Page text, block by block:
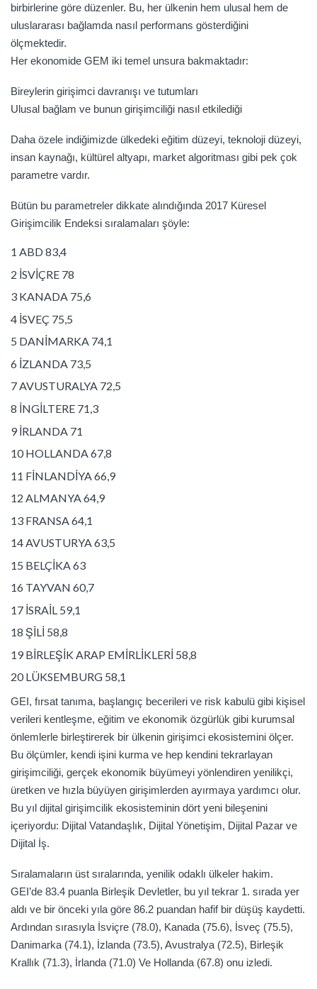
birbirlerine göre düzenler. Bu, her ülkenin hem ulusal hem de
uluslararası bağlamda nasıl performans gösterdiğini
ölçmektedir.
Her ekonomide GEM iki temel unsura bakmaktadır:
Bireylerin girişimci davranışı ve tutumları
Ulusal bağlam ve bunun girişimciliği nasıl etkilediği
Daha özele indiğimizde ülkedeki eğitim düzeyi, teknoloji düzeyi,
insan kaynağı, kültürel altyapı, market algoritması gibi pek çok
parametre vardır.
Bütün bu parametreler dikkate alındığında 2017 Küresel
Girişimcilik Endeksi sıralamaları şöyle:
1 ABD 83,4
2 İSVİÇRE 78
3 KANADA 75,6
4 İSVEÇ 75,5
5 DANİMARKA 74,1
6 İZLANDA 73,5
7 AVUSTURALYA 72,5
8 İNGİLTERE 71,3
9 İRLANDA 71
10 HOLLANDA 67,8
11 FİNLANDİYA 66,9
12 ALMANYA 64,9
13 FRANSA 64,1
14 AVUSTURYA 63,5
15 BELÇİKA 63
16 TAYVAN 60,7
17 İSRAİL 59,1
18 ŞİLİ 58,8
19 BİRLEŞİK ARAP EMİRLİKLERİ 58,8
20 LÜKSEMBURG 58,1
GEI, fırsat tanıma, başlangıç becerileri ve risk kabulü gibi kişisel
verileri kentleşme, eğitim ve ekonomik özgürlük gibi kurumsal
önlemlerle birleştirerek bir ülkenin girişimci ekosistemini ölçer.
Bu ölçümler, kendi işini kurma ve hep kendini tekrarlayan
girişimciliği, gerçek ekonomik büyümeyi yönlendiren yenilikçi,
üretken ve hızla büyüyen girişimlerden ayırmaya yardımcı olur.
Bu yıl dijital girişimcilik ekosisteminin dört yeni bileşenini
içeriyordu: Dijital Vatandaşlık, Dijital Yönetişim, Dijital Pazar ve
Dijital İş.
Sıralamaların üst sıralarında, yenilik odaklı ülkeler hakim.
GEI’de 83.4 puanla Birleşik Devletler, bu yıl tekrar 1. sırada yer
aldı ve bir önceki yıla göre 86.2 puandan hafif bir düşüş kaydetti.
Ardından sırasıyla İsviçre (78.0), Kanada (75.6), İsveç (75.5),
Danimarka (74.1), İzlanda (73.5), Avustralya (72.5), Birleşik
Krallık (71.3), İrlanda (71.0) Ve Hollanda (67.8) onu izledi.